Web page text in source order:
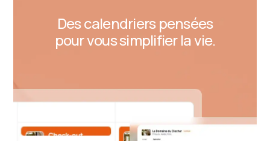
Des calendriers pensées
pour vous simplifier la vie.